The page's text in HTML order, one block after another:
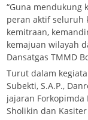
“Guna mendukung
peran aktif seluruh
kemitraan,
kemajuan wilayah
Dansatgas TMMD
Turut dalam
Subekti, S.A.P.,
jajaran Forkopimda
Sholikin dan